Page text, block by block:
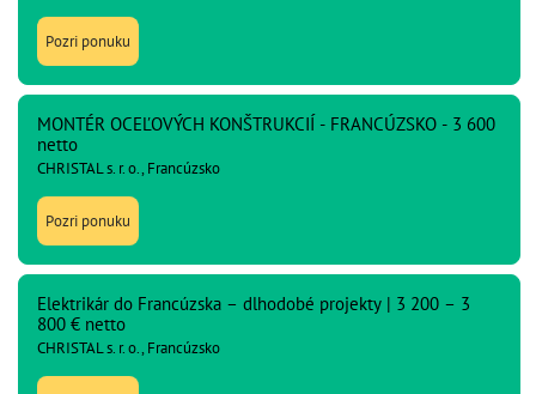
Pozri ponuku
MONTÉR OCEĽOVÝCH KONŠTRUKCIÍ - FRANCÚZSKO - 3 600
netto
CHRISTAL s. r. o., Francúzsko
Pozri ponuku
Elektrikár do Francúzska – dlhodobé projekty | 3 200 – 3
800 € netto
CHRISTAL s. r. o., Francúzsko